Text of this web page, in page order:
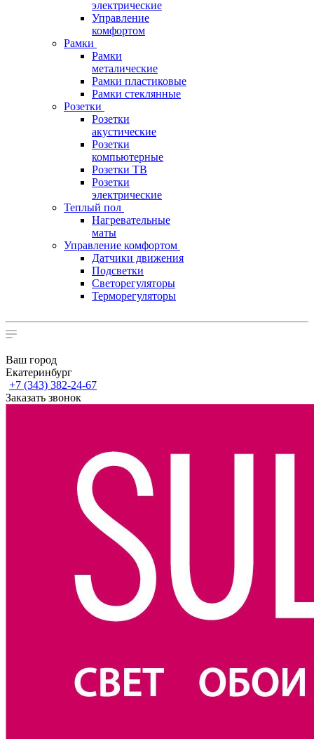
электрические
Управление
комфортом
Рамки
Рамки
металические
Рамки пластиковые
Рамки стеклянные
Розетки
Розетки
акустические
Розетки
компьютерные
Розетки ТВ
Розетки
электрические
Теплый пол
Нагревательные
маты
Управление комфортом
Датчики движения
Подсветки
Светорегуляторы
Терморегуляторы
Ваш город
Екатеринбург
+7 (343) 382-24-67
Заказать звонок